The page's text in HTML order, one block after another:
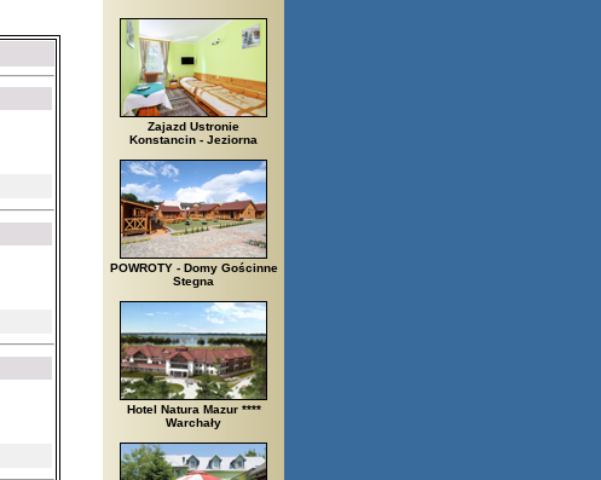
Zajazd Ustronie
Konstancin - Jeziorna
POWROTY - Domy Gościnne
Stegna
Hotel Natura Mazur ****
Warchały